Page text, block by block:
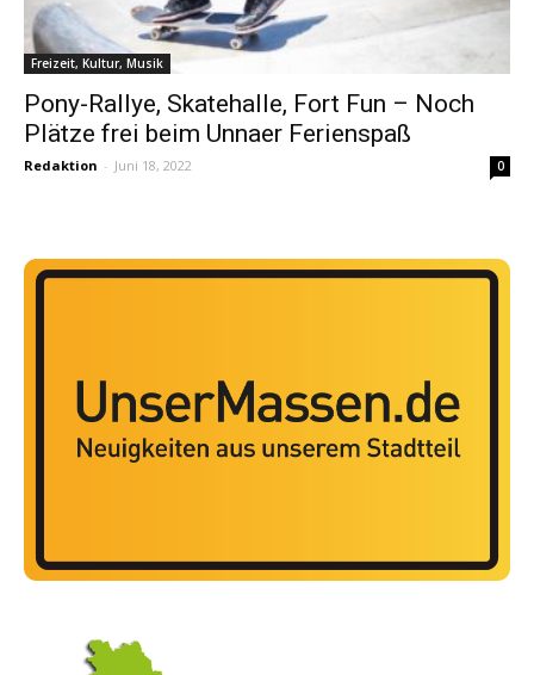
Freizeit, Kultur, Musik
Pony-Rallye, Skatehalle, Fort Fun – Noch
Plätze frei beim Unnaer Ferienspaß
Redaktion - Juni 18, 2022 0